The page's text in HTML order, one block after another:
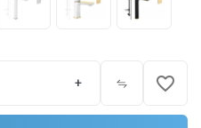
+ favorite_border